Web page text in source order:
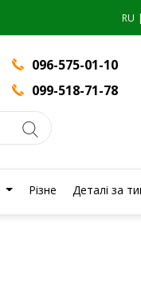
RU
096-575-01-10
099-518-71-78
Різне Деталі за